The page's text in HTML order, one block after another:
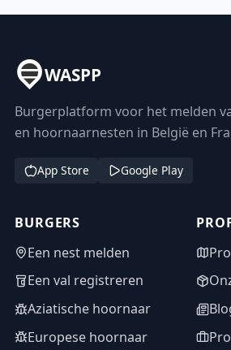
WASPP
Burgerplatform voor het melden
en hoornaarnesten in België en
App Store Google Play
BURGERS
Een nest melden
Een val registreren
Aziatische hoornaar
Europese hoornaar